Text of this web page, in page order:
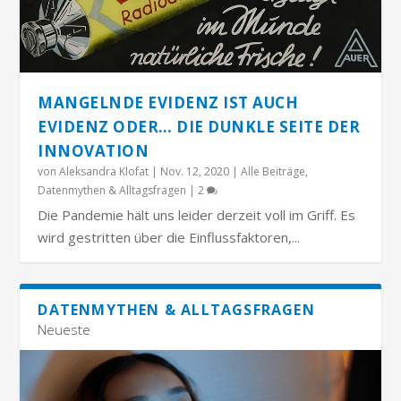
MANGELNDE EVIDENZ IST AUCH
EVIDENZ ODER… DIE DUNKLE SEITE DER
INNOVATION
vonAleksandra Klofat Nov. 12, 2020 |Alle Beiträge,
Datenmythen & Alltagsfragen |2
Die Pandemie hält uns leider derzeit voll im Griff. Es
wird gestritten über die Einflussfaktoren,...
DATENMYTHEN & ALLTAGSFRAGEN
Neueste